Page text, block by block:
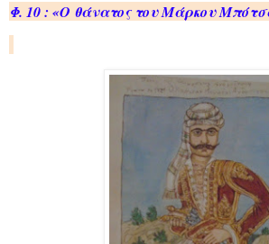
Φ. 10 : «Ο θά­να­τος του Μάρ­κου